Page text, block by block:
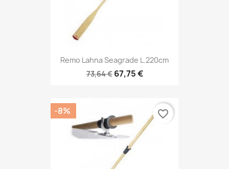
Remo Lahna Seagrade L.220cm
73,64 € 67,75 €
-8% favorite_border